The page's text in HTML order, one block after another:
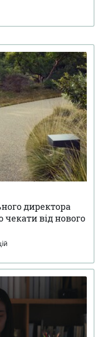
директора
чекати від нового